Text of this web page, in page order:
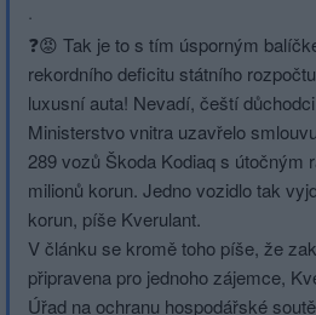
·
❓😡 Tak je to s tím úsporným
rekordního deficitu státního
luxusní auta! Nevadí, čeští
Ministerstvo vnitra uzavřelo
289 vozů Škoda Kodiaq s útočným
milionů korun. Jedno vozidlo tak
korun, píše Kverulant.
V článku se kromě toho píše, že
připravena pro jednoho zájemce,
Úřad na ochranu hospodářské